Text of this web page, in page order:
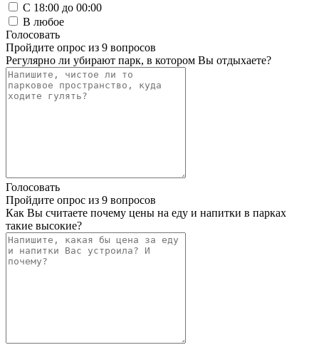
С 18:00 до 00:00
В любое
Голосовать
Пройдите опрос из 9 вопросов
Регулярно ли убирают парк, в котором Вы отдыхаете?
Голосовать
Пройдите опрос из 9 вопросов
Как Вы считаете почему цены на еду и напитки в парках
такие высокие?